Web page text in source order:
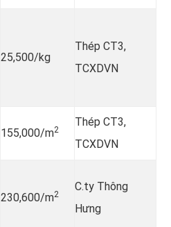
25,500/kg
Thép CT3,
TCXDVN
155,000/m2
Thép CT3,
TCXDVN
230,600/m2
C.ty Thông
Hưng